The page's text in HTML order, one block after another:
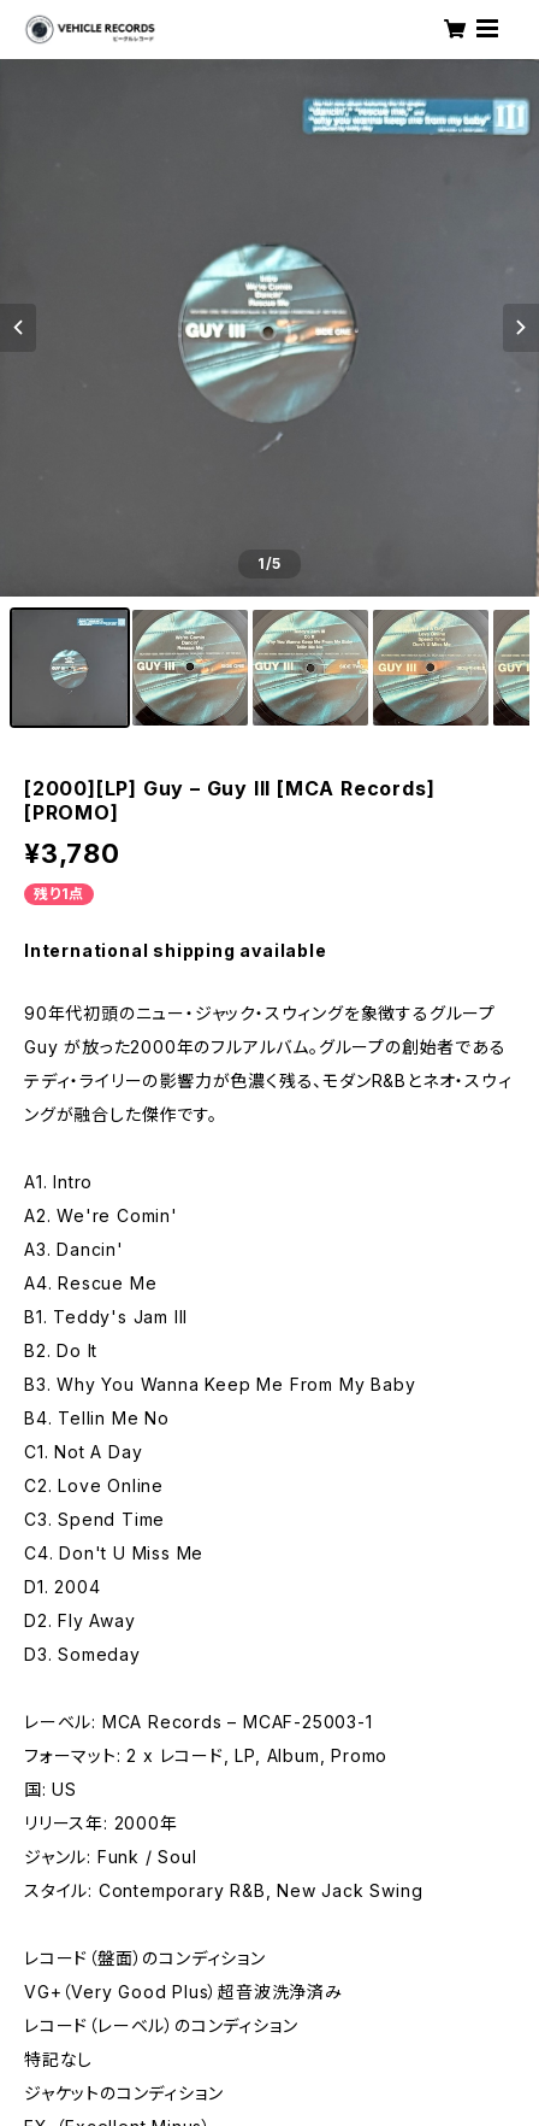
1/5
[2000][LP] Guy – Guy III [MCA Records]
[PROMO]
¥3,780
残り1点
International shipping available
90年代初頭のニュー・ジャック・スウィングを象徴するグループ
Guy が放った2000年のフルアルバム。グループの創始者である
テディ・ライリーの影響力が色濃く残る、モダンR&Bとネオ・スウィ
ングが融合した傑作です。
A1. Intro
A2. We're Comin'
A3. Dancin'
A4. Rescue Me
B1. Teddy's Jam III
B2. Do It
B3. Why You Wanna Keep Me From My Baby
B4. Tellin Me No
C1. Not A Day
C2. Love Online
C3. Spend Time
C4. Don't U Miss Me
D1. 2004
D2. Fly Away
D3. Someday
レーベル: MCA Records – MCAF-25003-1
フォーマット: 2 x レコード, LP, Album, Promo
国: US
リリース年: 2000年
ジャンル: Funk / Soul
スタイル: Contemporary R&B, New Jack Swing
レコード（盤面）のコンディション
VG+（Very Good Plus）超音波洗浄済み
レコード（レーベル）のコンディション
特記なし
ジャケットのコンディション